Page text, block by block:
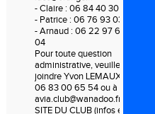
- Claire : 06 84 40 30 20
- Patrice : 06 76 93 03 45
- Arnaud : 06 22 97 69
04
Pour toute question
administrative, veuillez
joindre Yvon LEMAUX :
06 83 00 65 54 ou à
avia.club@wanadoo.fr
SITE DU CLUB (infos et